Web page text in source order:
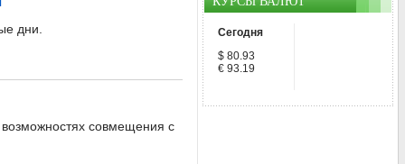
дни.
совмещения с
Сегодня
$ 80.93
€ 93.19